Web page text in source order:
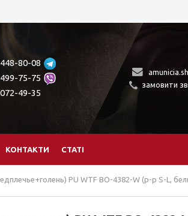
80-08
75-75
49-35
замовити
КОНТАКТИ СТАТІ
PU WTF BO-4382-W (р-р S-L,